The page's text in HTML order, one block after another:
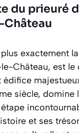
du prieuré
exactement
Château, est
édifice
siècle, domine
et ses